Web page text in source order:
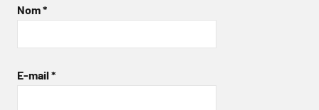
Nom*
E-mail *